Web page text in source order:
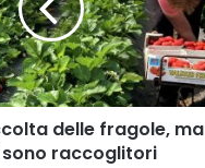
delle fragole, ma
sono raccoglitori